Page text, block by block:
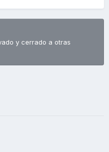
y cerrado a otras